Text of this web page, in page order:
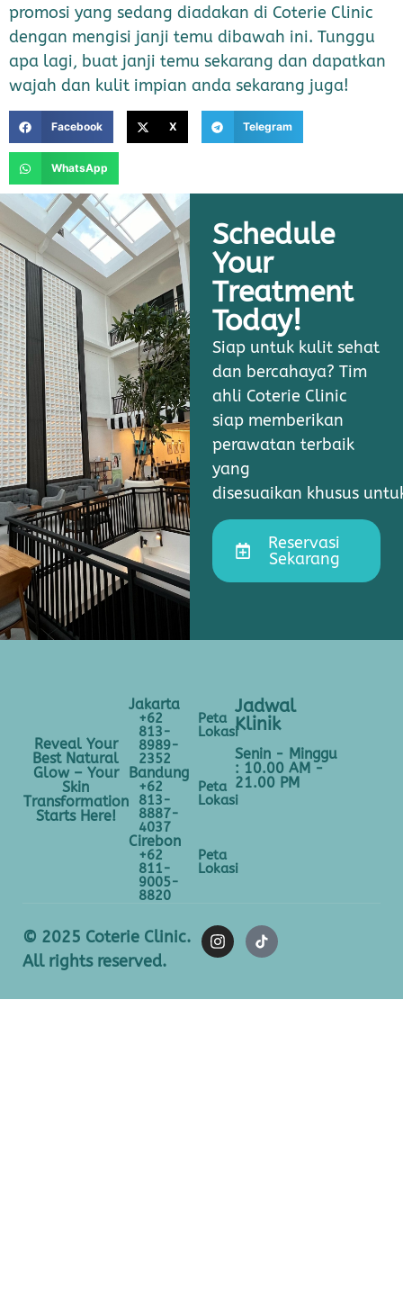
promosi yang sedang diadakan di Coterie Clinic
dengan mengisi janji temu dibawah ini. Tunggu
apa lagi, buat janji temu sekarang dan dapatkan
wajah dan kulit impian anda sekarang juga!
Facebook X Telegram
WhatsApp
Schedule
Your
Treatment
Today!
Siap untuk kulit sehat
dan bercahaya? Tim
ahli Coterie Clinic
siap memberikan
perawatan terbaik
yang
disesuaikan khusus
Reservasi
Sekarang
Reveal Your
Best Natural
Glow – Your
Skin
Transformation
Starts Here!
Jakarta
+62
813-
8989-
2352
Peta
Lokasi
Bandung
+62
813-
8887-
4037
Peta
Lokasi
Cirebon
+62
811-
9005-
8820
Peta
Lokasi
Jadwal
Klinik
Senin - Minggu
: 10.00 AM -
21.00 PM
© 2025 Coterie Clinic.
All rights reserved.